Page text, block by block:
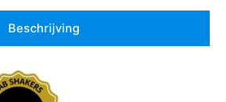
Beschrijving